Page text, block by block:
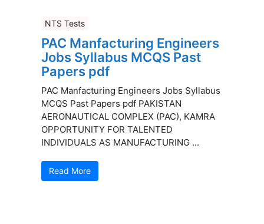
NTS Tests
PAC Manfacturing Engineers
Jobs Syllabus MCQS Past
Papers pdf
PAC Manfacturing Engineers Jobs Syllabus
MCQS Past Papers pdf PAKISTAN
AERONAUTICAL COMPLEX (PAC), KAMRA
OPPORTUNITY FOR TALENTED
INDIVIDUALS AS MANUFACTURING ...
Read More